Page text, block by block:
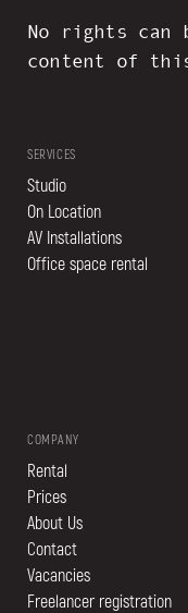
No rights can
content of
SERVICES
Studio
On Location
AV Installations
Office space rental
COMPANY
Rental
Prices
About Us
Contact
Vacancies
Freelancer registration